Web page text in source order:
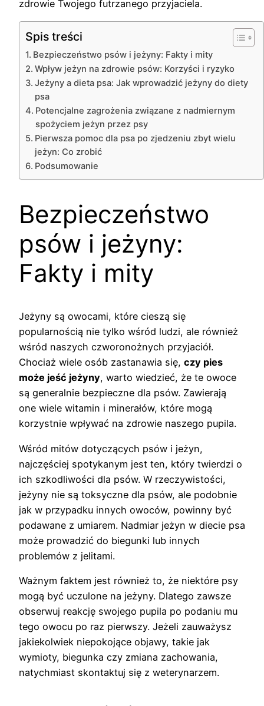
zdrowie Twojego futrzanego przyjaciela.
Spis treści
Bezpieczeństwo psów i jeżyny: Fakty i mity
Wpływ jeżyn na zdrowie psów: Korzyści i ryzyko
Jeżyny a dieta psa: Jak wprowadzić jeżyny do diety
psa
Potencjalne zagrożenia związane z nadmiernym
spożyciem jeżyn przez psy
Pierwsza pomoc dla psa po zjedzeniu zbyt wielu
jeżyn: Co zrobić
Podsumowanie
Bezpieczeństwo
psów i jeżyny:
Fakty i mity
Jeżyny są owocami, które cieszą się
popularnością nie tylko wśród ludzi, ale również
wśród naszych czworonożnych przyjaciół.
Chociaż wiele osób zastanawia się, czy pies
może jeść jeżyny, warto wiedzieć, że te owoce
są generalnie bezpieczne dla psów. Zawierają
one wiele witamin i minerałów, które mogą
korzystnie wpływać na zdrowie naszego pupila.
Wśród mitów dotyczących psów i jeżyn,
najczęściej spotykanym jest ten, który twierdzi o
ich szkodliwości dla psów. W rzeczywistości,
jeżyny nie są toksyczne dla psów, ale podobnie
jak w przypadku innych owoców, powinny być
podawane z umiarem. Nadmiar jeżyn w diecie psa
może prowadzić do biegunki lub innych
problemów z jelitami.
Ważnym faktem jest również to, że niektóre psy
mogą być uczulone na jeżyny. Dlatego zawsze
obserwuj reakcję swojego pupila po podaniu mu
tego owocu po raz pierwszy. Jeżeli zauważysz
jakiekolwiek niepokojące objawy, takie jak
wymioty, biegunka czy zmiana zachowania,
natychmiast skontaktuj się z weterynarzem.